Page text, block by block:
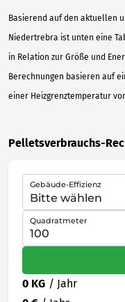
Basierend auf den aktuellen
Niedertrebra ist unten eine
in Relation zur Größe und
Berechnungen basieren auf
einer Heizgrenztemperatur von
Pelletsverbrauchs-
Gebäude-Effizienz
Quadratmeter
0 KG / Jahr